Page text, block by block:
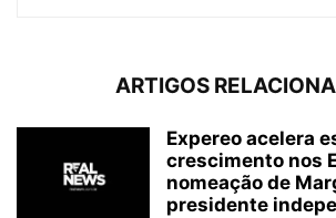
ARTIGOS
Expereo acelera
crescimento nos
nomeação de
presidente